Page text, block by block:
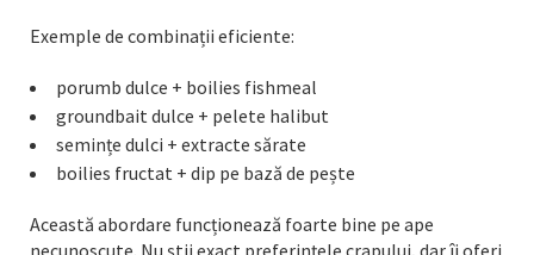
Exemple de combinații eficiente:
porumb dulce + boilies fishmeal
groundbait dulce + pelete halibut
semințe dulci + extracte sărate
boilies fructat + dip pe bază de pește
Această abordare funcționează foarte bine pe ape